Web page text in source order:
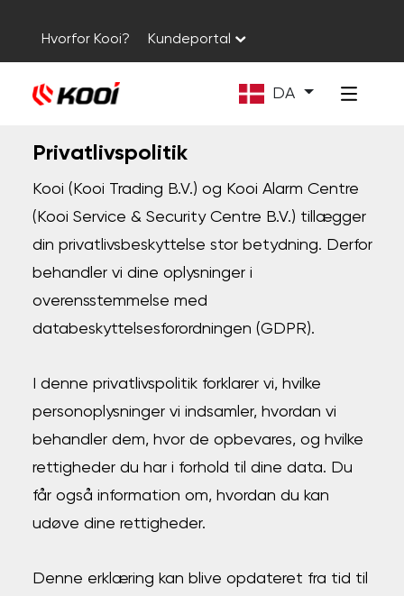
Hvorfor Kooi? Kundeportal
DA
Privatlivspolitik
Kooi (Kooi Trading B.V.) og Kooi Alarm Centre
(Kooi Service & Security Centre B.V.) tillægger
din privatlivsbeskyttelse stor betydning. Derfor
behandler vi dine oplysninger i
overensstemmelse med
databeskyttelsesforordningen (GDPR).
I denne privatlivspolitik forklarer vi, hvilke
personoplysninger vi indsamler, hvordan vi
behandler dem, hvor de opbevares, og hvilke
rettigheder du har i forhold til dine data. Du
får også information om, hvordan du kan
udøve dine rettigheder.
Denne erklæring kan blive opdateret fra tid til